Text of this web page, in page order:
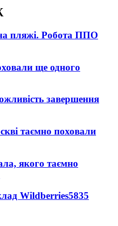
пляжі. Робота ППО
ще одного
завершення
таємно поховали
якого таємно
Wildberries5835